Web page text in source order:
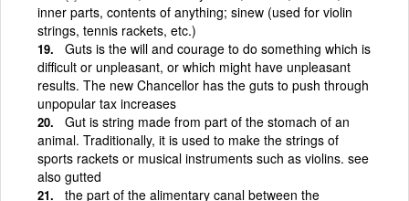
inner parts, contents of anything; sinew (used for violin
strings, tennis rackets, etc.)
Guts is the will and courage to do something which is
difficult or unpleasant, or which might have unpleasant
results. The new Chancellor has the guts to push through
unpopular tax increases
Gut is string made from part of the stomach of an
animal. Traditionally, it is used to make the strings of
sports rackets or musical instruments such as violins. see
also gutted
the part of the alimentary canal between the